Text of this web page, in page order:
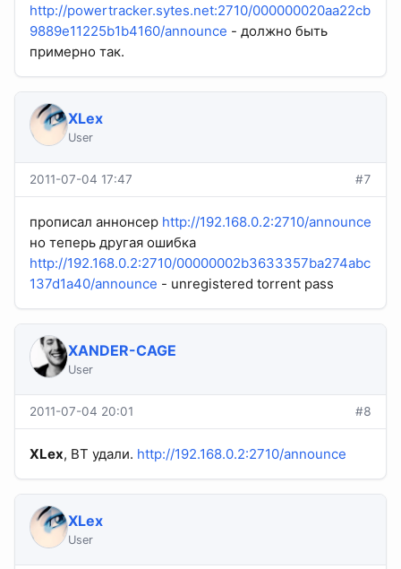
http://powertracker.sytes.net:2710/000000020aa22cb
9889e11225b1b4160/announce - должно быть
примерно так.
XLex
User
2011-07-04 17:47 #7
прописал аннонсер http://192.168.0.2:2710/announce
но теперь другая ошибка
http://192.168.0.2:2710/00000002b3633357ba274abc
137d1a40/announce - unregistered torrent pass
XANDER-CAGE
User
2011-07-04 20:01 #8
XLex, BT удали. http://192.168.0.2:2710/announce
XLex
User